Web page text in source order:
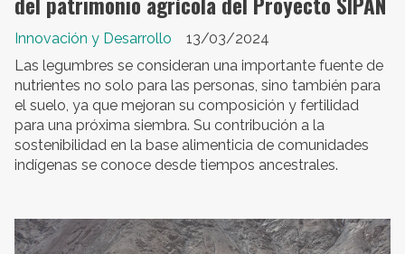
Innovación y Desarrollo
13/03/2024
Las legumbres se consideran una importante fuente de
nutrientes no solo para las personas, sino también para
el suelo, ya que mejoran su composición y fertilidad
para una próxima siembra. Su contribución a la
sostenibilidad en la base alimenticia de comunidades
indígenas se conoce desde tiempos ancestrales.